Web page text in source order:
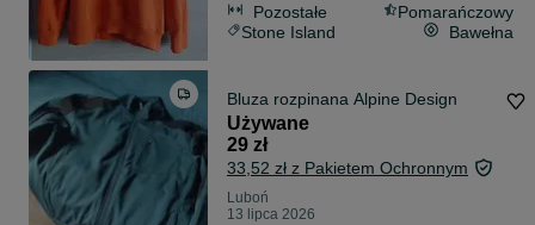
Pozostałe
Pomarańczowy
Stone Island
Bawełna
Bluza rozpinana Alpine Design
Używane
29 zł
33,52 zł z Pakietem Ochronnym
Luboń
13 lipca 2026